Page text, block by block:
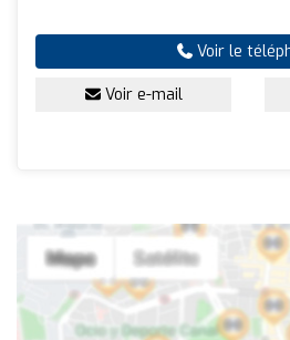
Voir le
Voir e-mail